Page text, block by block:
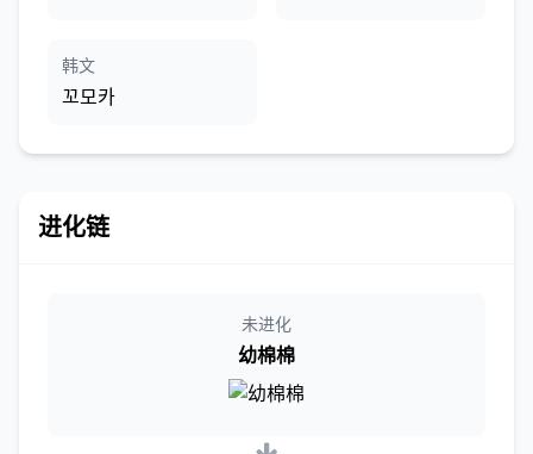
韩文
꼬모카
进化链
未进化
幼棉棉